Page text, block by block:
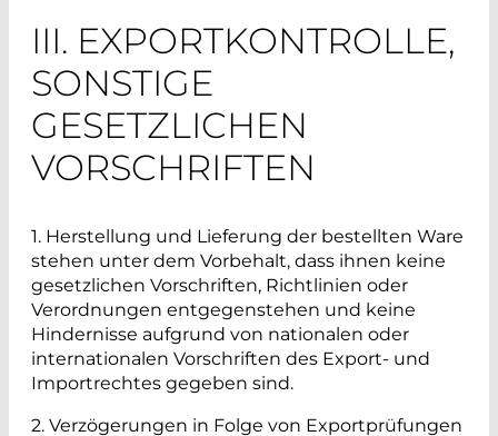
III. EXPORTKONTROLLE,
SONSTIGE
GESETZLICHEN
VORSCHRIFTEN
1. Herstellung und Lieferung der bestellten Ware
stehen unter dem Vorbehalt, dass ihnen keine
gesetzlichen Vorschriften, Richtlinien oder
Verordnungen entgegenstehen und keine
Hindernisse aufgrund von nationalen oder
internationalen Vorschriften des Export- und
Importrechtes gegeben sind.
2. Verzögerungen in Folge von Exportprüfungen